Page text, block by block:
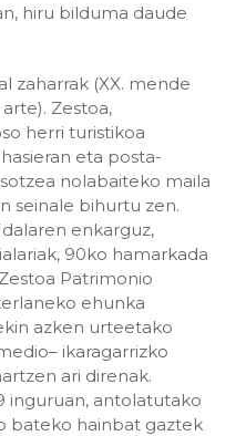
hiru bilduma daude
zaharrak (XX. mende
Zestoa,
herri turistikoa
eta posta-
nolabaiteko maila
seinale bihurtu zen.
enkarguz,
90ko hamarkada
Patrimonio
ehunka
azken urteetako
ikaragarrizko
ari direnak.
inguruan, antolatutako
bateko hainbat gaztek